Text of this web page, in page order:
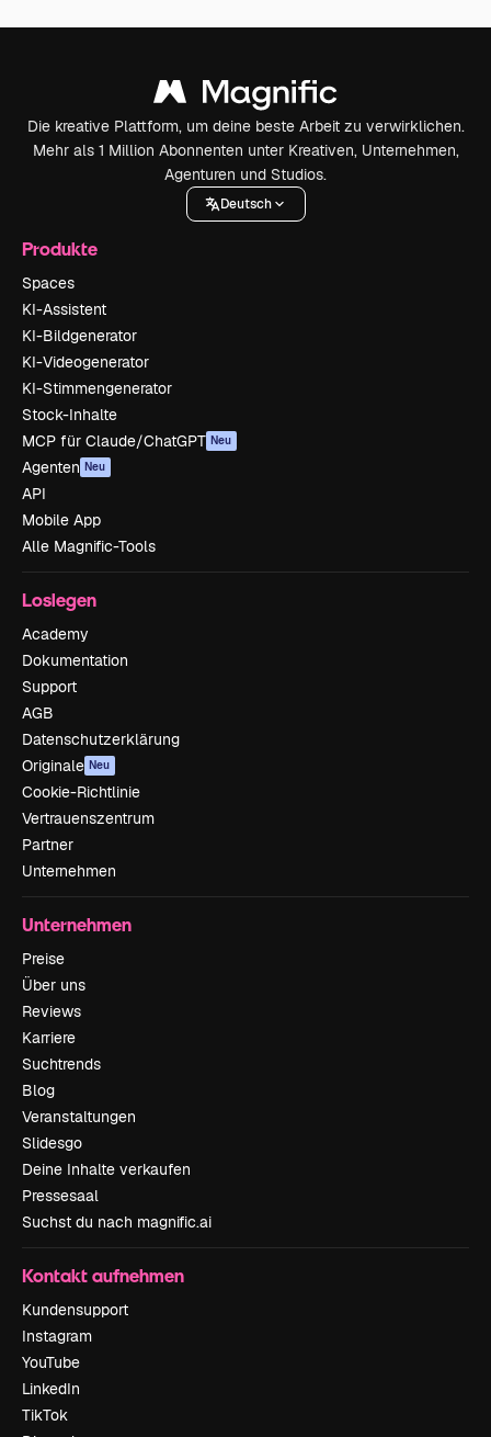
Die kreative Plattform, um deine beste Arbeit zu verwirklichen.
Mehr als 1 Million Abonnenten unter Kreativen, Unternehmen,
Agenturen und Studios.
Deutsch
Produkte
Spaces
KI-Assistent
KI-Bildgenerator
KI-Videogenerator
KI-Stimmengenerator
Stock-Inhalte
MCP für Claude/ChatGPT Neu
Agenten Neu
API
Mobile App
Alle Magnific-Tools
Loslegen
Academy
Dokumentation
Support
AGB
Datenschutzerklärung
Originale Neu
Cookie-Richtlinie
Vertrauenszentrum
Partner
Unternehmen
Unternehmen
Preise
Über uns
Reviews
Karriere
Suchtrends
Blog
Veranstaltungen
Slidesgo
Deine Inhalte verkaufen
Pressesaal
Suchst du nach magnific.ai
Kontakt aufnehmen
Kundensupport
Instagram
YouTube
LinkedIn
TikTok